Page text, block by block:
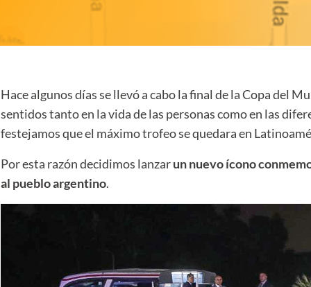
Hace algunos días se llevó a cabo la final de la Copa del
sentidos tanto en la vida de las personas como en las
festejamos que el máximo trofeo se quedara en
Por esta razón decidimos lanzarun nuevo ícono
al pueblo argentino.